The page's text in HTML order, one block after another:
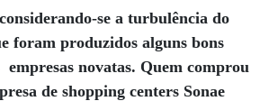
se a turbulência do
foram produzidos alguns bons
empresas novatas. Quem comprou
de shopping centers Sonae